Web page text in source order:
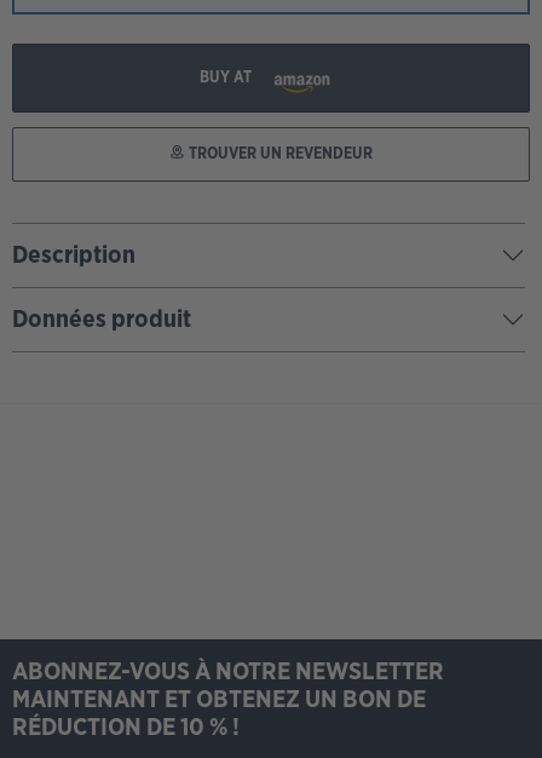
BUY AT
TROUVER UN REVENDEUR
Description
Données produit
ABONNEZ-VOUS À NOTRE NEWSLETTER
MAINTENANT ET OBTENEZ UN BON DE
RÉDUCTION DE 10 % !